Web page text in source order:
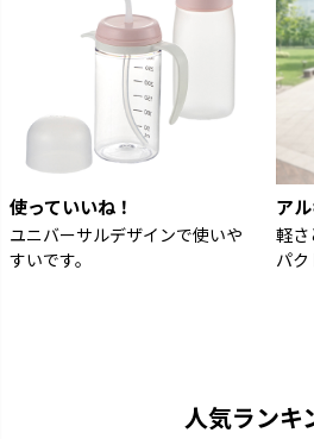
使っていいね！
ユニバーサルデザインで使いや
すいです。
ア
軽さ
パク
人気ランキ